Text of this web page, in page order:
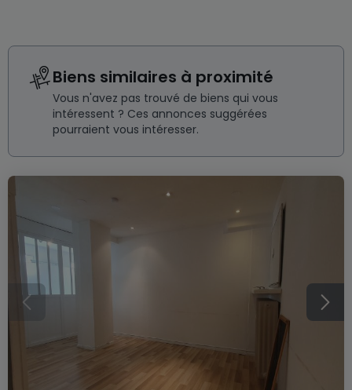
Biens similaires à proximité
Vous n'avez pas trouvé de biens qui vous
intéressent ? Ces annonces suggérées
pourraient vous intéresser.